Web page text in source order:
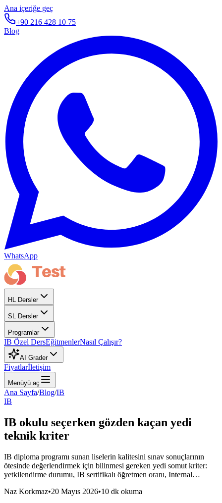
Ana içeriğe geç
+90 216 428 10 75
Blog
WhatsApp
HL Dersler
SL Dersler
Programlar
IB Özel DersEğitmenlerNasıl Çalışır?
AI Grader
Fiyatlarİletişim
Menüyü aç
Ana Sayfa/Blog/IB
IB
IB okulu seçerken gözden kaçan yedi
teknik kriter
IB diploma programı sunan liselerin kalitesini sınav sonuçlarının
ötesinde değerlendirmek için bilinmesi gereken yedi somut kriter:
yetkilendirme durumu, IB sertifikalı öğretmen oranı, Internal…
Naz Korkmaz•20 Mayıs 2026•10 dk okuma